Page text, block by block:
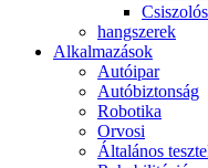
hangszerek
Alkalmazások
Autóipar
Autóbiztonság
Robotika
Orvosi
Általános